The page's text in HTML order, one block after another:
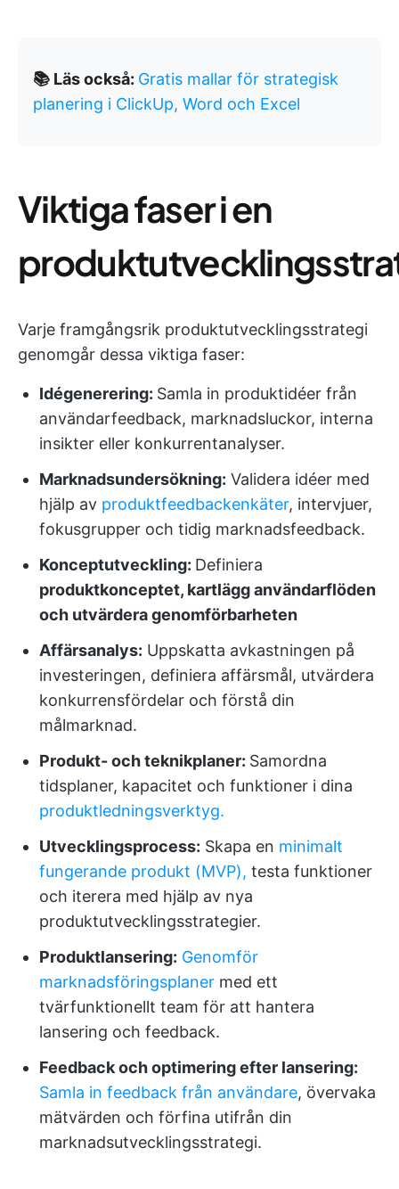
📚 Läs också: Gratis mallar för strategisk
planering i ClickUp, Word och Excel
Viktiga faser i en
Varje framgångsrik produktutvecklingsstrategi
genomgår dessa viktiga faser:
Idégenerering: Samla in produktidéer från
användarfeedback, marknadsluckor, interna
insikter eller konkurrentanalyser.
Marknadsundersökning: Validera idéer med
hjälp av produktfeedbackenkäter, intervjuer,
fokusgrupper och tidig marknadsfeedback.
Konceptutveckling: Definiera
produktkonceptet, kartlägg användarflöden
och utvärdera genomförbarheten
Affärsanalys: Uppskatta avkastningen på
investeringen, definiera affärsmål, utvärdera
konkurrensfördelar och förstå din
målmarknad.
Produkt- och teknikplaner: Samordna
tidsplaner, kapacitet och funktioner i dina
produktledningsverktyg.
Utvecklingsprocess: Skapa en minimalt
fungerande produkt (MVP), testa funktioner
och iterera med hjälp av nya
produktutvecklingsstrategier.
Produktlansering: Genomför
marknadsföringsplaner med ett
tvärfunktionellt team för att hantera
lansering och feedback.
Feedback och optimering efter lansering:
Samla in feedback från användare, övervaka
mätvärden och förfina utifrån din
marknadsutvecklingsstrategi.